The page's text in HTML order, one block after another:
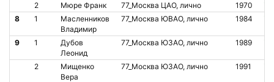
2 Мюре Франк 77_Москва ЦАО, лично 1970
8 1
Масленников
Владимир
77_Москва ЮВАО, лично 1984
9 1
Дубов
Леонид
77_Москва ЮЗАО, лично 1989
2
Мищенко
Вера
77_Москва ЮЗАО, лично 1991